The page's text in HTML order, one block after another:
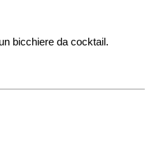
bicchiere da cocktail.